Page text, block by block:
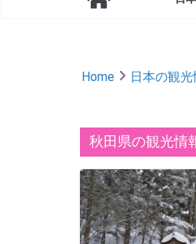
Home 日本の観
秋田県の観光情